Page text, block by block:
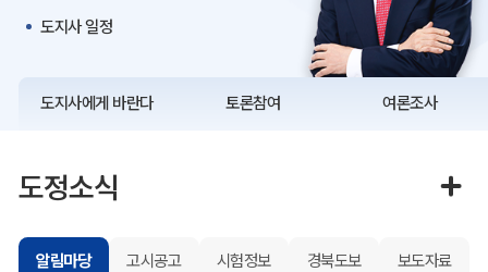
도지사 일정
도지사에게 바란다 토론참여 여론조사
도정소식
알림마당 고시공고 시험정보 경북도보 보도자료